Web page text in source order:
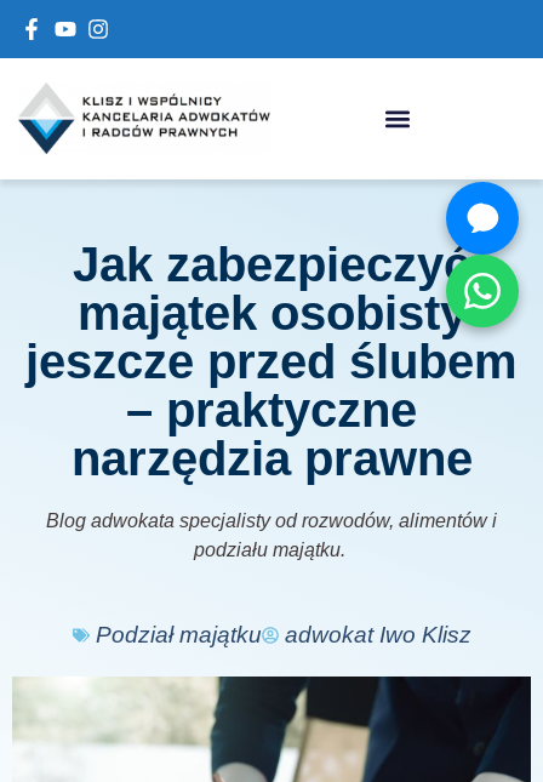
Jak zabezpieczyć
majątek osobisty
jeszcze przed ślubem
– praktyczne
narzędzia prawne
Blog adwokata specjalisty od rozwodów, alimentów i
podziału majątku.
Podział majątku adwokat Iwo Klisz